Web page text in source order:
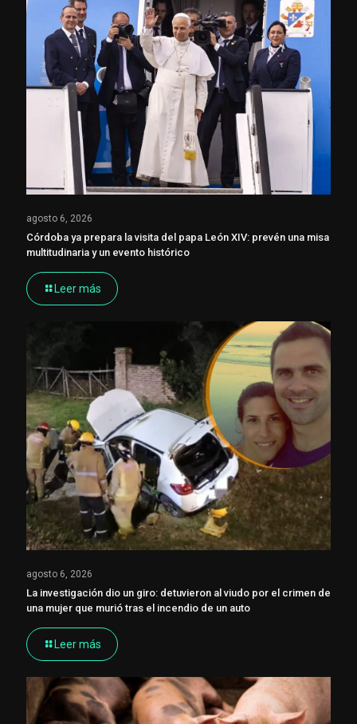
agosto 6, 2026
Córdoba ya prepara la visita del papa León XIV: prevén una misa
multitudinaria y un evento histórico
Leer más
agosto 6, 2026
La investigación dio un giro: detuvieron al viudo por el crimen de
una mujer que murió tras el incendio de un auto
Leer más